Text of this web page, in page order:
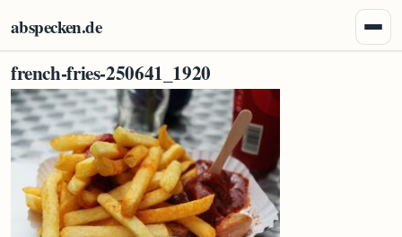
abspecken.de
french-fries-250641_1920